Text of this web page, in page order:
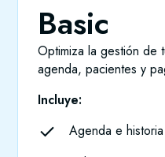
Basic
Optimiza la gestión de
agenda, pacientes y
Incluye:
Agenda e